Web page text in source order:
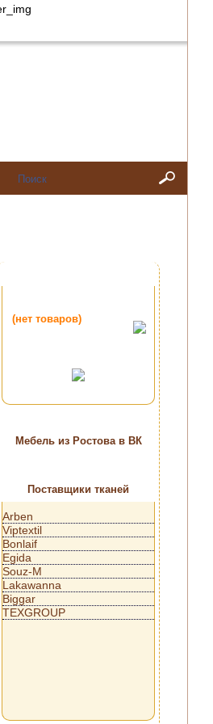
Мебель из Ростова в ВК
Поставщики тканей
Arben
Viptextil
Bonlaif
Egida
Souz-M
Lakawanna
Biggar
TEXGROUP